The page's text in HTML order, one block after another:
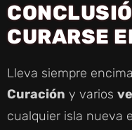
CURARSE
Lleva siempre
Curación y varios
cualquier isla nueva